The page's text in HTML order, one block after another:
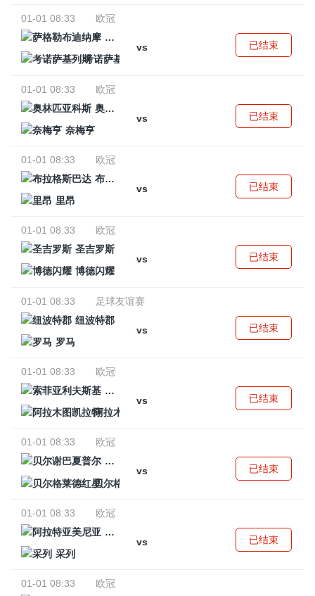
01-01 08:33
欧冠
萨格勒布迪纳摩
vs
考诺萨基列斯
已结束
01-01 08:33
欧冠
奥林匹亚科斯
vs
奈梅亨
已结束
01-01 08:33
欧冠
布拉格斯巴达
vs
里昂
已结束
01-01 08:33
欧冠
圣吉罗斯
vs
博德闪耀
已结束
01-01 08:33
足球友谊赛
纽波特郡
vs
罗马
已结束
01-01 08:33
欧冠
索菲亚利夫斯基
vs
阿拉木图凯拉特
已结束
01-01 08:33
欧冠
贝尔谢巴夏普尔
vs
贝尔格莱德红星
已结束
01-01 08:33
欧冠
阿拉特亚美尼亚
vs
采列
已结束
01-01 08:33
欧冠